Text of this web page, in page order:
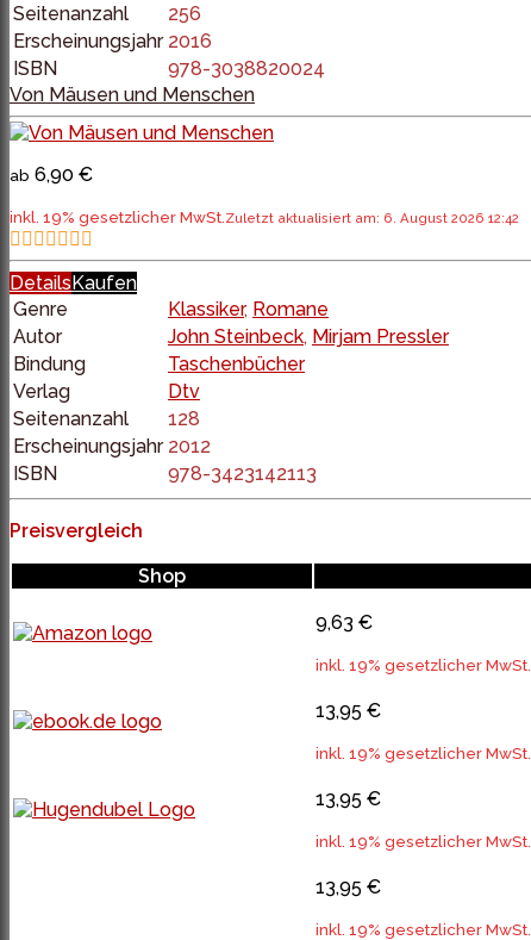
Seitenanzahl
256
Erscheinungsjahr 2016
ISBN
978-3038820024
Von Mäusen und Menschen
ab 6,90 €
inkl. 19% gesetzlicher MwSt.Zuletzt aktualisiert am: 6. August 2026 12:42
Details Kaufen
Genre
Klassiker, Romane
Autor
John Steinbeck, Mirjam Pressler
Bindung
Taschenbücher
Verlag
Dtv
Seitenanzahl
128
Erscheinungsjahr 2012
ISBN
978-3423142113
Preisvergleich
Shop
9,63 €
inkl. 19% gesetzlicher MwSt.
13,95 €
inkl. 19% gesetzlicher MwSt.
13,95 €
inkl. 19% gesetzlicher MwSt.
13,95 €
inkl. 19% gesetzlicher MwSt.